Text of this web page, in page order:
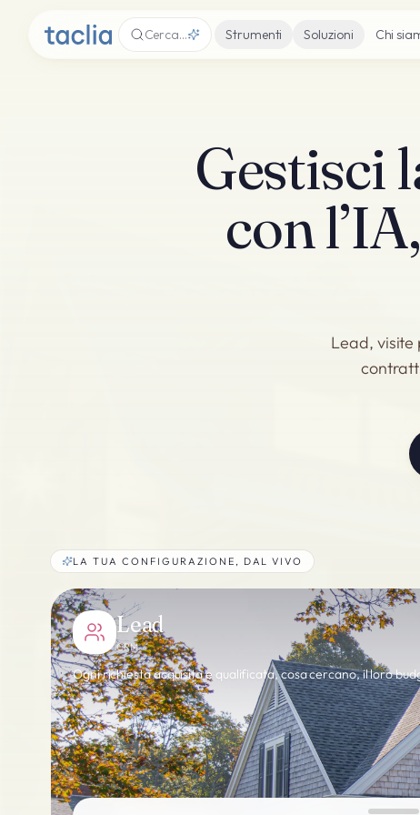
Cerca… Strumenti Soluzioni Chi
Gestisci
con
Lead, visite
LA TUA CONFIGURAZIONE, DAL VIVO
Lead
CRM
Ogni richiesta acquisita e qualificata, cosa cercano, il loro